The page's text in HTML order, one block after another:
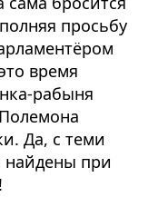
просьбу
время
рабыня
Да, с теми
при